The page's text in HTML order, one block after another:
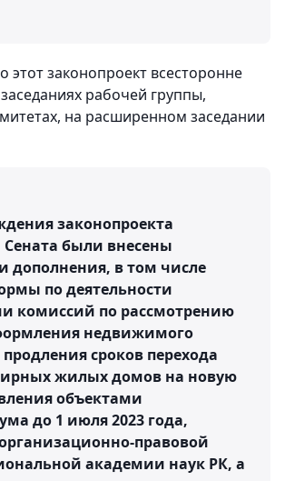
этот законопроект всесторонне
рабочей группы,
на расширенном заседании
законопроекта
были внесены
дополнения, в том числе
по деятельности
комиссий по рассмотрению
недвижимого
сроков перехода
жилых домов на новую
объектами
до 1 июля 2023 года,
правовой
академии наук РК, а